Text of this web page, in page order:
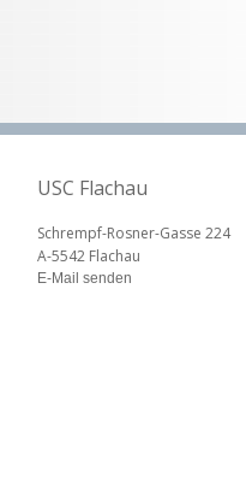
USC Flachau
Schrempf-Rosner-Gasse 224
A-5542 Flachau
E-Mail senden